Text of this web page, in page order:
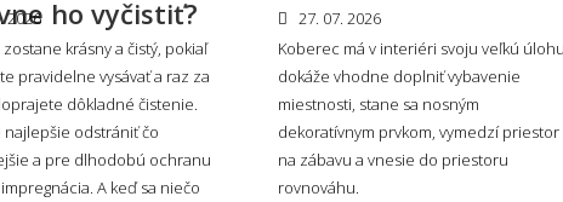
zvoliť do moderného interiéru? Má
ho vyčistiť?
2026
krásny a čistý, pokiaľ
pravidelne vysávať a raz za
dôkladné čistenie.
najlepšie odstrániť čo
a pre dlhodobú ochranu
A keď sa niečo
27. 07. 2026
Koberec má v interiéri svoju veľkú
dokáže vhodne doplniť vybavenie
miestnosti, stane sa nosným
dekoratívnym prvkom, vymedzí priestor
na zábavu a vnesie do priestoru
rovnováhu.